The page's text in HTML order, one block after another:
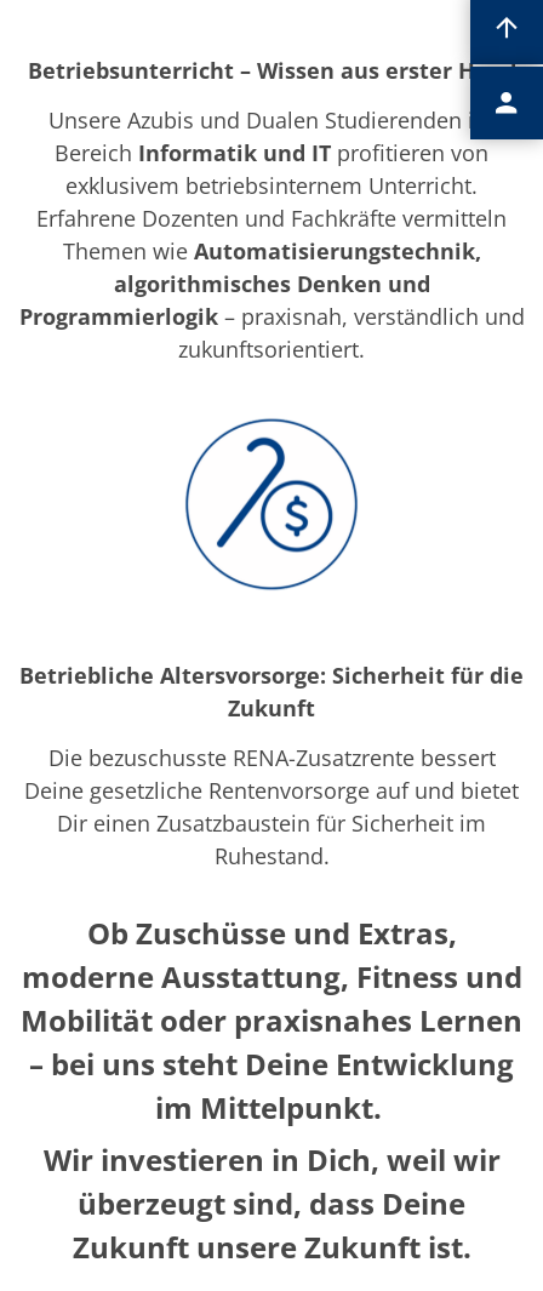
Betriebsunterricht – Wissen aus erster Hand
Unsere Azubis und Dualen Studierenden im
Bereich Informatik und IT profitieren von
exklusivem betriebsinternem Unterricht.
Erfahrene Dozenten und Fachkräfte vermitteln
Themen wie Automatisierungstechnik,
algorithmisches Denken und
Programmierlogik– praxisnah, verständlich und
zukunftsorientiert.
Betriebliche Altersvorsorge: Sicherheit für die
Zukunft
Die bezuschusste RENA-Zusatzrente bessert
Deine gesetzliche Rentenvorsorge auf und bietet
Dir einen Zusatzbaustein für Sicherheit im
Ruhestand.
Ob Zuschüsse und Extras,
moderne Ausstattung, Fitness und
Mobilität oder praxisnahes Lernen
– bei uns steht Deine Entwicklung
im Mittelpunkt.
Wir investieren in Dich, weil wir
überzeugt sind, dass Deine
Zukunft unsere Zukunft ist.